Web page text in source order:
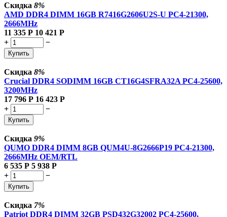
Скидка 8%
AMD DDR4 DIMM 16GB R7416G2606U2S-U PC4-21300,
2666MHz
11 335 Р 10 421 Р
+
−
Купить
Скидка 8%
Crucial DDR4 SODIMM 16GB CT16G4SFRA32A PC4-25600,
3200MHz
17 796 Р 16 423 Р
+
−
Купить
Скидка 9%
QUMO DDR4 DIMM 8GB QUM4U-8G2666P19 PC4-21300,
2666MHz OEM/RTL
6 535 Р 5 938 Р
+
−
Купить
Скидка 7%
Patriot DDR4 DIMM 32GB PSD432G32002 PC4-25600,